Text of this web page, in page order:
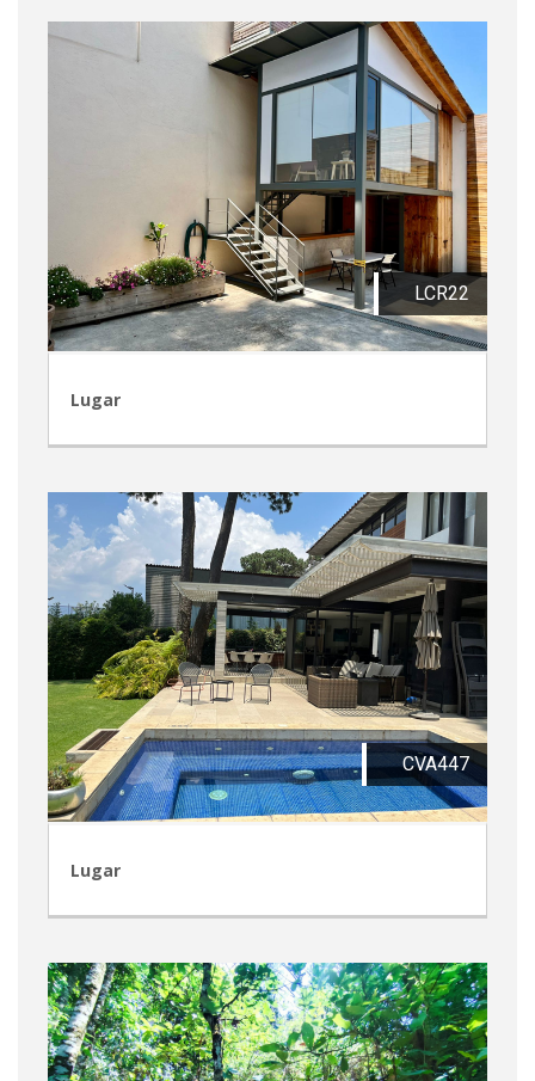
LCR22
Lugar
CVA447
Lugar